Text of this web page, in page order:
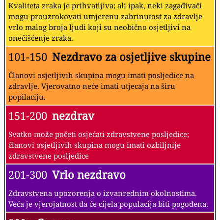
Kvaliteta zraka je prihvatljiva; ali ipak, neki zagađivači
mogu prouzrokovati umjerenu zabrinutost za zdravlje
vrlo malog broja ljudi koji su neobično osjetljivi na
onečišćenje zraka.
101-150 Nezdravo za osjetljive skupine
Članovi osjetljivih skupina mogu imati posljedice na
zdravlje. Vjerovatno neće imati utjecaja na širu
popilaciju.
151-200 nezdrav
Svatko može početi osjećati zdravstvene posljedice;
članovi osjetljivih skupina mogu imati ozbiljnije
zdravstvene posljedice
201-300 Vrlo nezdravo
Zdravstvena upozorenja o izvanrednim okolnostima.
Veća je vjerojatnost da će cijela populacija biti pogođena.